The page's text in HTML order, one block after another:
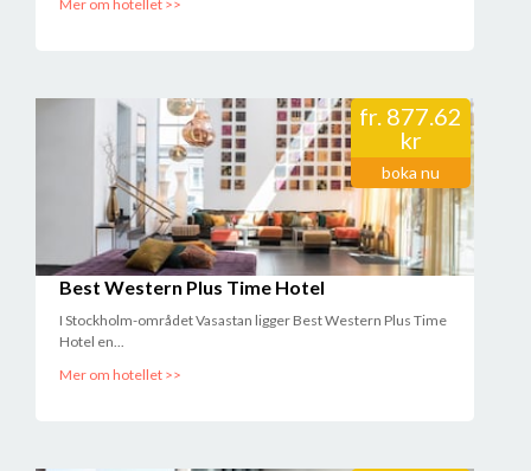
saknade ingenting på frukosten.
Mer om hotellet >>
fr. 877.62
kr
boka nu
Best Western Plus Time Hotel
I Stockholm-området Vasastan ligger Best Western Plus Time
Hotel en...
Mer om hotellet >>